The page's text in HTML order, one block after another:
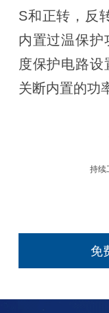
S和正转，反
内置过温保护
度保护电路设
关断内置的功
持续
免